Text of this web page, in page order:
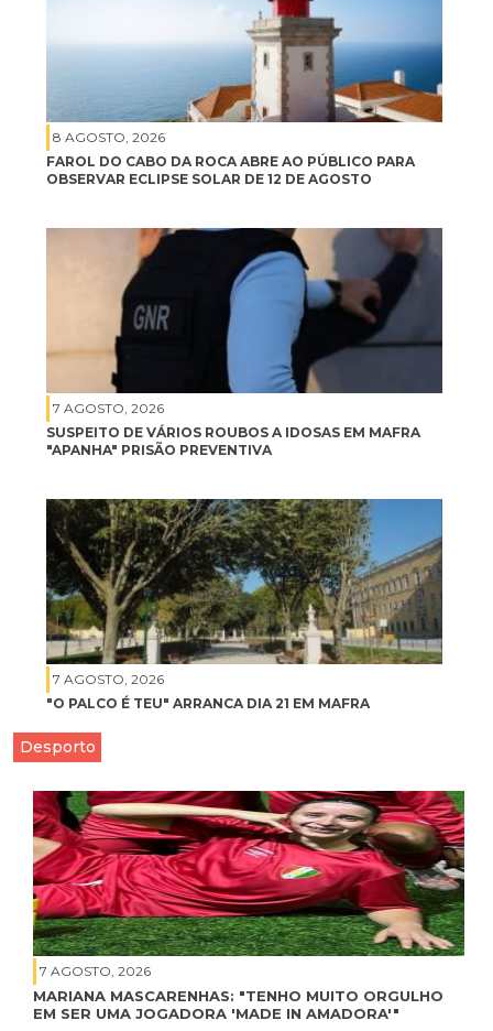
8 AGOSTO, 2026
FAROL DO CABO DA ROCA ABRE AO PÚBLICO PARA
OBSERVAR ECLIPSE SOLAR DE 12 DE AGOSTO
7 AGOSTO, 2026
SUSPEITO DE VÁRIOS ROUBOS A IDOSAS EM MAFRA
"APANHA" PRISÃO PREVENTIVA
7 AGOSTO, 2026
"O PALCO É TEU" ARRANCA DIA 21 EM MAFRA
Desporto
7 AGOSTO, 2026
MARIANA MASCARENHAS: "TENHO MUITO ORGULHO
EM SER UMA JOGADORA 'MADE IN AMADORA'"